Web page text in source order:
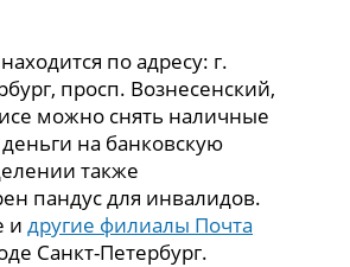
по адресу: г.
просп. Вознесенский,
можно снять наличные
на банковскую
также
пандус для инвалидов.
идругие филиалы Почта
Санкт-Петербург.